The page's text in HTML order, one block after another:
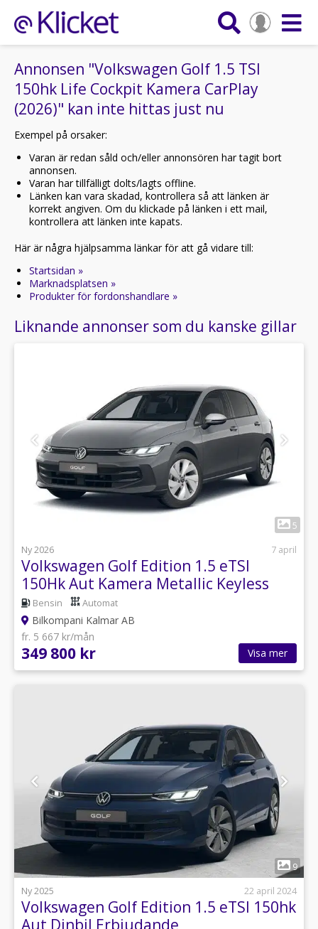
Annonsen "Volkswagen Golf 1.5 TSI
150hk Life Cockpit Kamera CarPlay
(2026)" kan inte hittas just nu
Exempel på orsaker:
Varan är redan såld och/eller annonsören har tagit bort
annonsen.
Varan har tillfälligt dolts/lagts offline.
Länken kan vara skadad, kontrollera så att länken är
korrekt angiven. Om du klickade på länken i ett mail,
kontrollera att länken inte kapats.
Här är några hjälpsamma länkar för att gå vidare till:
Startsidan »
Marknadsplatsen »
Produkter för fordonshandlare »
Liknande annonser som du kanske gillar
5
Ny 2026
7 april
Volkswagen Golf Edition 1.5 eTSI
150Hk Aut Kamera Metallic Keyless
Bensin Automat
Bilkompani Kalmar AB
fr. 5 667 kr/mån
349 800 kr Visa mer
9
Ny 2025
22 april 2024
Volkswagen Golf Edition 1.5 eTSI 150hk
Aut Dinbil Erbjudande